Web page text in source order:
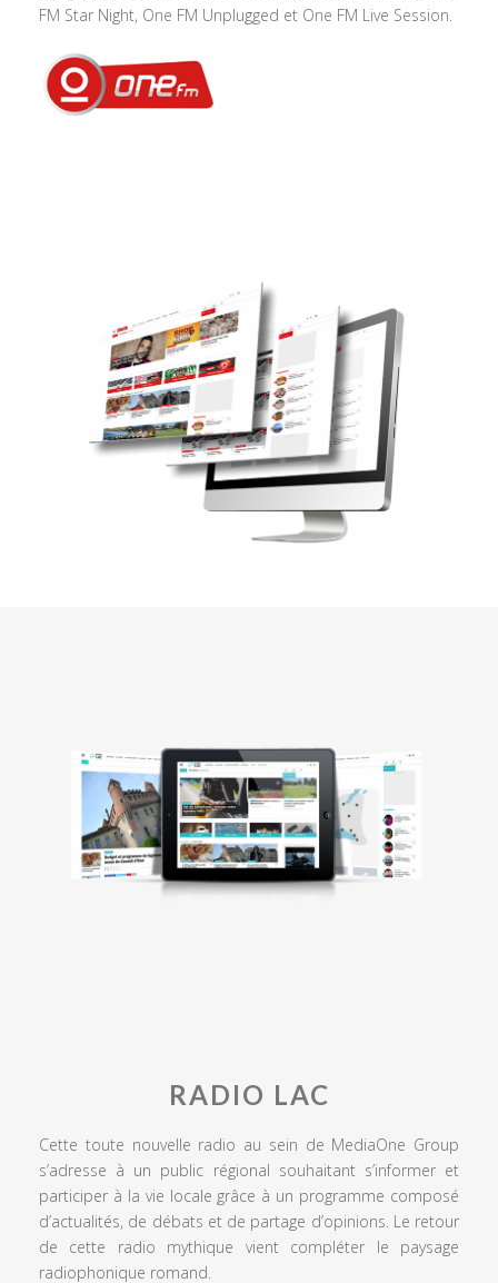
FM Star Night, One FM Unplugged et One FM Live Session.
RADIO LAC
Cette toute nouvelle radio au sein de MediaOne Group
s’adresse à un public régional souhaitant s’informer et
participer à la vie locale grâce à un programme composé
d’actualités, de débats et de partage d’opinions. Le retour
de cette radio mythique vient compléter le paysage
radiophonique romand.